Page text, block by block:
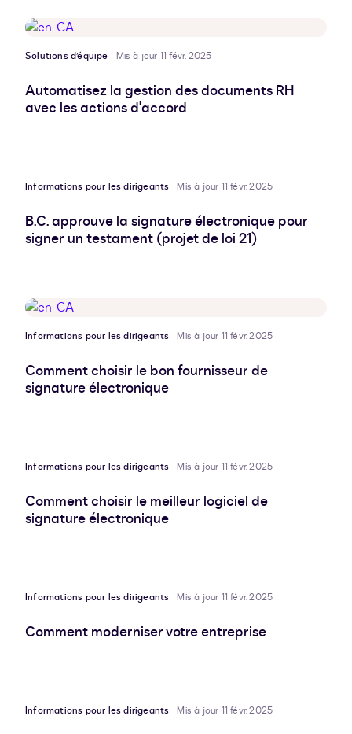
Solutions d’équipe Mis à jour 11 févr. 2025
Automatisez la gestion des documents RH
avec les actions d'accord
Informations pour les dirigeants Mis à jour 11 févr. 2025
B.C. approuve la signature électronique pour
signer un testament (projet de loi 21)
Informations pour les dirigeants Mis à jour 11 févr. 2025
Comment choisir le bon fournisseur de
signature électronique
Informations pour les dirigeants Mis à jour 11 févr. 2025
Comment choisir le meilleur logiciel de
signature électronique
Informations pour les dirigeants Mis à jour 11 févr. 2025
Comment moderniser votre entreprise
Informations pour les dirigeants Mis à jour 11 févr. 2025